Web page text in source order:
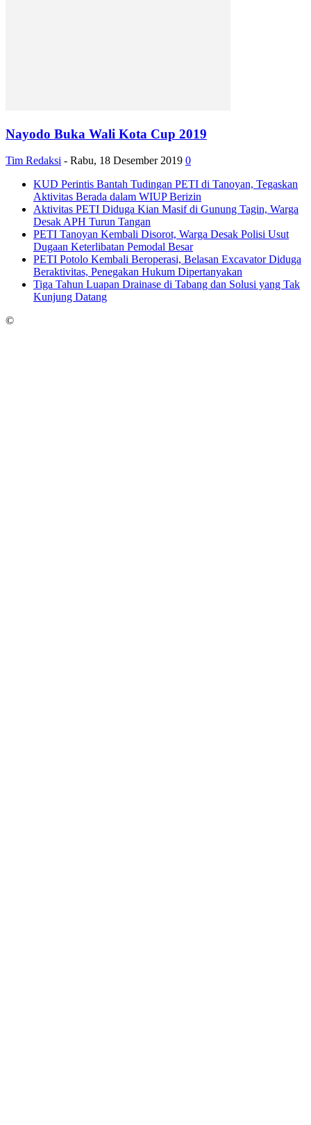
Nayodo Buka Wali Kota Cup 2019
Tim Redaksi - Rabu, 18 Desember 2019 0
KUD Perintis Bantah Tudingan PETI di Tanoyan, Tegaskan
Aktivitas Berada dalam WIUP Berizin
Aktivitas PETI Diduga Kian Masif di Gunung Tagin, Warga
Desak APH Turun Tangan
PETI Tanoyan Kembali Disorot, Warga Desak Polisi Usut
Dugaan Keterlibatan Pemodal Besar
PETI Potolo Kembali Beroperasi, Belasan Excavator Diduga
Beraktivitas, Penegakan Hukum Dipertanyakan
Tiga Tahun Luapan Drainase di Tabang dan Solusi yang Tak
Kunjung Datang
©